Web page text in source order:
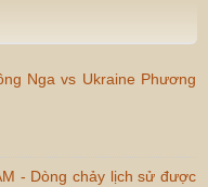
Nga vs Ukraine Phương
- Dòng chảy lịch sử được